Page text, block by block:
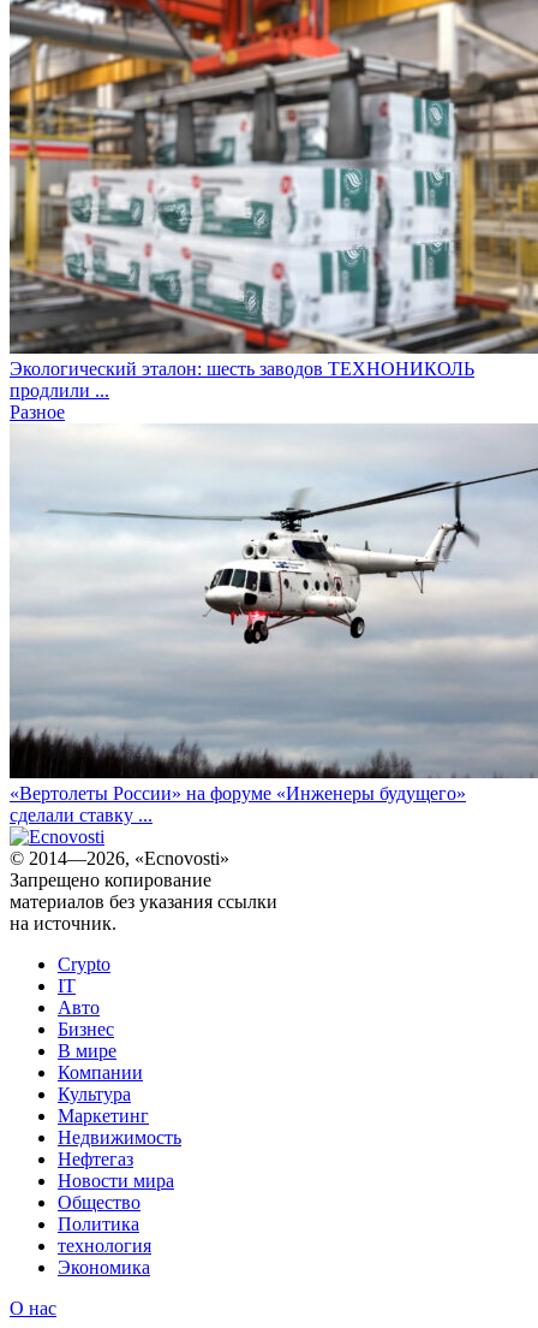
Экологический эталон: шесть заводов ТЕХНОНИКОЛЬ
продлили ...
Разное
«Вертолеты России» на форуме «Инженеры будущего»
сделали ставку ...
© 2014—2026, «Ecnovosti»
Запрещено копирование
материалов без указания ссылки
на источник.
Crypto
IT
Авто
Бизнес
В мире
Компании
Культура
Маркетинг
Недвижимость
Нефтегаз
Новости мира
Общество
Политика
технология
Экономика
О нас